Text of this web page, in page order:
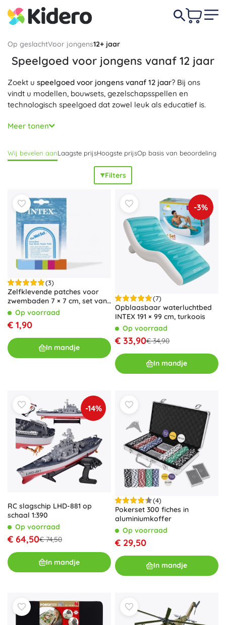
Op geslachtVoor jongens12+ jaar
Speelgoed voor jongens vanaf 12 jaar
Zoekt u speelgoed voor jongens vanaf 12 jaar? Bij ons
vindt u modellen, bouwsets, gezelschapsspellen en
technologisch speelgoed dat zowel leuk als educatief is.
Kies uit ons brede aanbod van
speelgoeddat logisch denken, creativiteit en teamwork
Meer tonen
Wij bevelen aanLaagste prijsHoogste prijsOp basis van beoordeling
Filters
(3)
Zelfklevende patches voor
zwembaden 7 × 7 cm, set van
6 stuks
Op voorraad
€ 1,90
In mandje
-3%
(7)
Opblaasbaar waterluchtbed
INTEX 191 × 99 cm, turkoois
Op voorraad
€ 33,90€ 34,90
In mandje
-14%
RC slagschip LHD-881 op
schaal 1:390
Op voorraad
€ 64,50€ 74,50
In mandje
(4)
Pokerset 300 fiches in
aluminiumkoffer
Op voorraad
€ 29,50
In mandje